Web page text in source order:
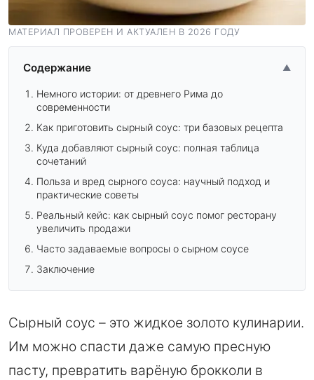
МАТЕРИАЛ ПРОВЕРЕН И АКТУАЛЕН В 2026 ГОДУ
Содержание ▲
Немного истории: от древнего Рима до
современности
Как приготовить сырный соус: три базовых рецепта
Куда добавляют сырный соус: полная таблица
сочетаний
Польза и вред сырного соуса: научный подход и
практические советы
Реальный кейс: как сырный соус помог ресторану
увеличить продажи
Часто задаваемые вопросы о сырном соусе
Заключение
Сырный соус – это жидкое золото кулинарии.
Им можно спасти даже самую пресную
пасту, превратить варёную брокколи в